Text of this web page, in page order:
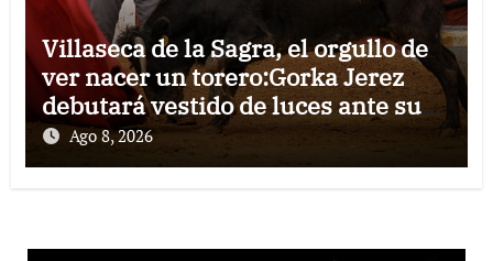
Villaseca de la Sagra, el orgullo de
ver nacer un torero:Gorka Jerez
debutará vestido de luces ante su
pueblo
Ago 8, 2026